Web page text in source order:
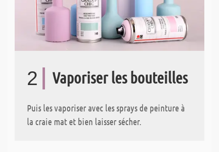
2 Vaporiser les bouteilles
Puis les vaporiser avec les sprays de peinture à
la craie mat et bien laisser sécher.